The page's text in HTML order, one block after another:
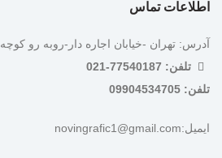
اطلاعات تماس
آدرس: تهران -خیابان اجاره دار-روبه رو کوچه 48 ام-شرکت نوین گرافیک
تلفن: 77540187-021
تلفن: 09904534705
ایمیل:novingrafic1@gmail.com